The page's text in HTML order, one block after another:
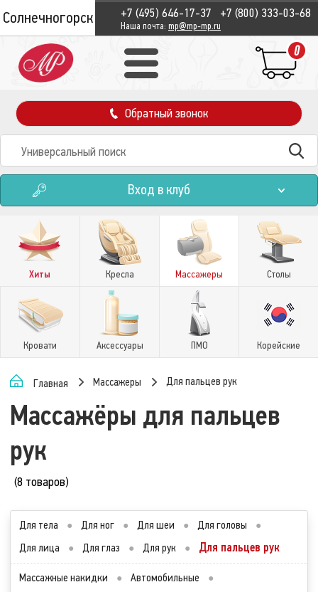
Солнечногорск +7 (495) 646-17-37 +7 (800) 333-03-68
Наша почта: mp@mp-mp.ru
0
Обратный звонок
Вход в клуб
Хиты Кресла Массажеры Столы
Кровати Аксессуары ПМО Корейские
Главная Массажеры Для пальцев рук
Массажёры для пальцев
рук
(8 товаров)
Для тела ● Для ног ● Для шеи ● Для головы
●
Для лица
● Для глаз ● Для рук ● Для пальцев рук
Массажные накидки ● Автомобильные
●